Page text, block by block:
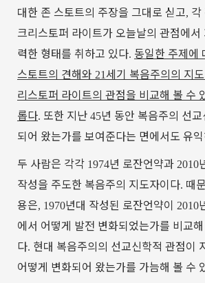
대한 존 스토트의 주장을 그대로 싣고, 각
크리스토퍼 라이트가 오늘날의 관점에서
력한 형태를 취하고 있다. 동일한 주제에
스토트의 견해와 21세기 복음주의의 지
리스토퍼 라이트의 관점을 비교해 볼 수
롭다. 또한 지난 45년 동안 복음주의 선
되어 왔는가를 보여준다는 면에서도 유
두 사람은 각각 1974년 로잔언약과 2010
작성을 주도한 복음주의 지도자이다. 때
용은, 1970년대 작성된 로잔언약이 2010
에서 어떻게 발전 변화되었는가를 비교해
다. 현대 복음주의의 선교신학적 관점이
어떻게 변화되어 왔는가를 가늠해 볼 수